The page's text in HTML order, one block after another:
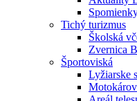
Tichý turizmus
Školská
Zvernica
Športoviská
Lyžiarske